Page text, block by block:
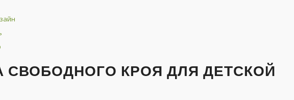
СВОБОДНОГО КРОЯ ДЛЯ ДЕТСКОЙ